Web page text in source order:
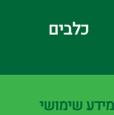
כלבים
מידע שימושי